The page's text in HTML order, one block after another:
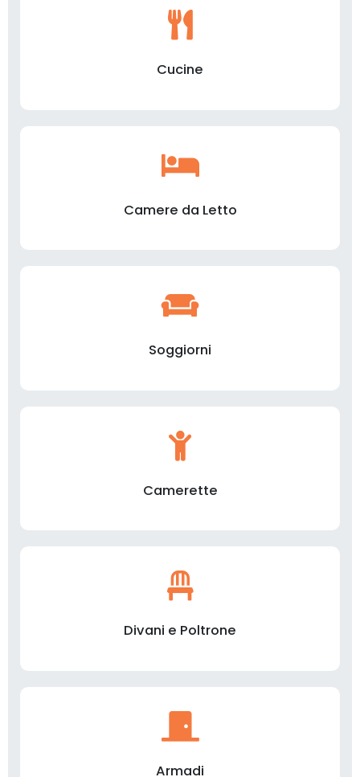
Cucine
Camere da Letto
Soggiorni
Camerette
Divani e Poltrone
Armadi